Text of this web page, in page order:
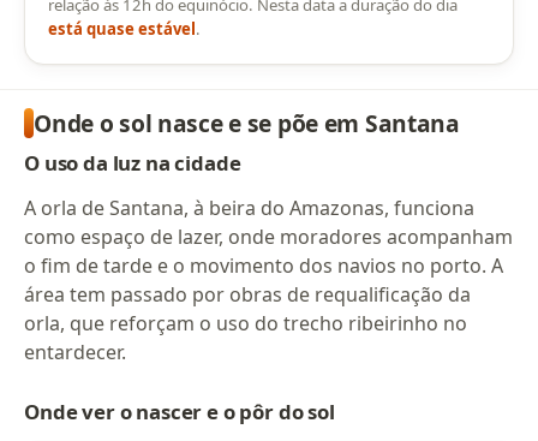
relação às 12h do equinócio. Nesta data a duração do dia
está quase estável.
Onde o sol nasce e se põe em Santana
O uso da luz na cidade
A orla de Santana, à beira do Amazonas, funciona
como espaço de lazer, onde moradores acompanham
o fim de tarde e o movimento dos navios no porto. A
área tem passado por obras de requalificação da
orla, que reforçam o uso do trecho ribeirinho no
entardecer.
Onde ver o nascer e o pôr do sol